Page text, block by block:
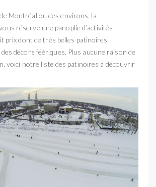
Montréal ou des environs, la
réserve une panoplie d’activités
prix dont de très belles patinoires
décors féériques. Plus aucune raison de
voici notre liste des patinoires à découvrir